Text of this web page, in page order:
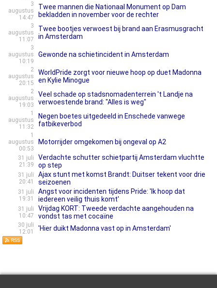
3
augustus
14:47
Twee mannen die Nationaal Monument op Dam
bekladden in november voor de rechter
3
augustus
11:07
Twee bootjes verwoest bij brand aan Erasmusgracht
in Amsterdam
3
augustus
10:19
Gewonde na schietincident in Amsterdam
2
augustus
20:15
WorldPride zorgt voor nieuwe hoop op duet Madonna
en Kylie Minogue
2
augustus
19:03
Veel schade op stadsnomadenterrein 't Landje na
verwoestende brand: "Alles is weg"
1
augustus
11:32
Negen boetes uitgedeeld in Enschede vanwege
fatbikeverbod
1
augustus
00:53
Motorrijder omgekomen bij ongeval op A2
31 juli
21:39
Verdachte schutter schietpartij Amsterdam vluchtte
op step
31 juli
20:41
Ajax stunt met komst Brandt: Duitser tekent voor drie
seizoenen
31 juli
19:31
Angst voor incidenten tijdens Pride: 'Ik hoop dat
iedereen veilig thuis komt'
31 juli
10:47
Vrijdag KORT: Tweede verdachte aangehouden na
vondst tas met cocaïne
30 juli
12:01
'Hier duikt Madonna vast op in Amsterdam'